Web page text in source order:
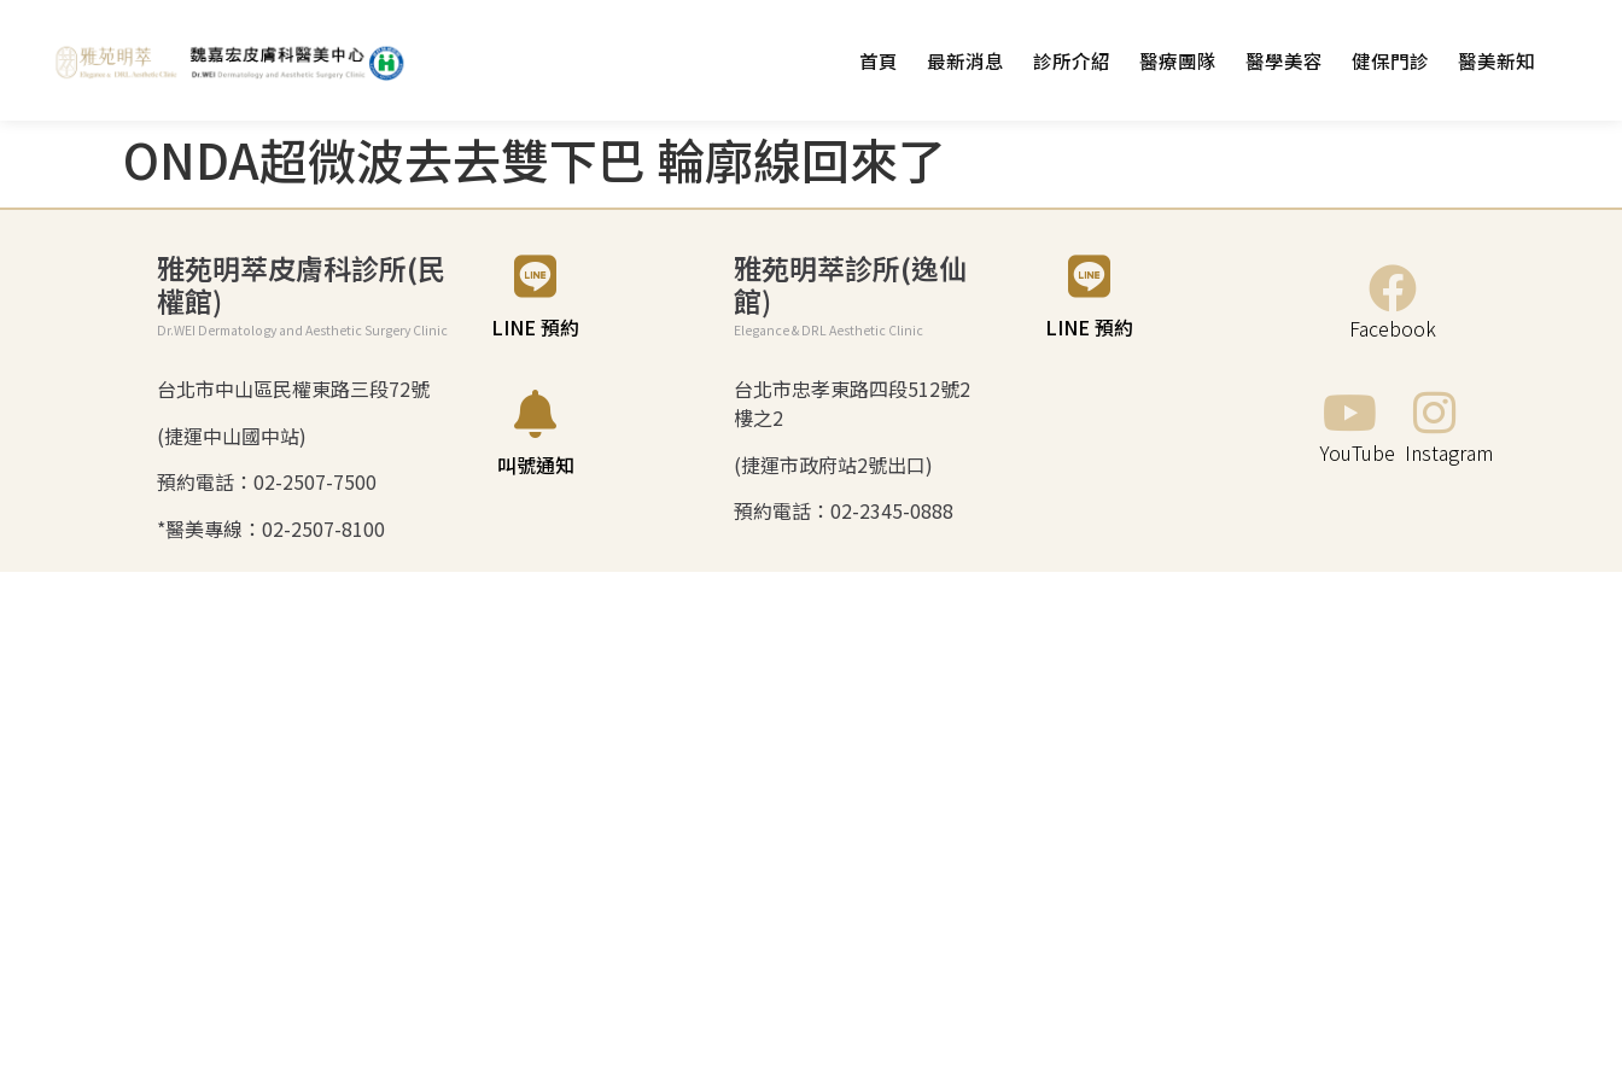
首頁 最新消息 診所介紹 醫療團隊 醫學美容 健保門診 醫美新知
ONDA超微波去去雙下巴 輪廓線回來了
雅苑明萃皮膚科診所(民
權館)
Dr.WEI Dermatology and Aesthetic Surgery Clinic
台北市中山區民權東路三段72號
(捷運中山國中站)
預約電話：02-2507-7500
*醫美專線：02-2507-8100
LINE 預約
叫號通知
雅苑明萃診所(逸仙
館)
Elegance & DRL Aesthetic Clinic
台北市忠孝東路四段512號2
樓之2
(捷運市政府站2號出口)
預約電話：02-2345-0888
LINE 預約 Facebook
YouTube Instagram